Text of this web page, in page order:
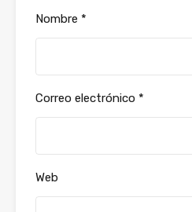
Nombre *
Correo electrónico *
Web